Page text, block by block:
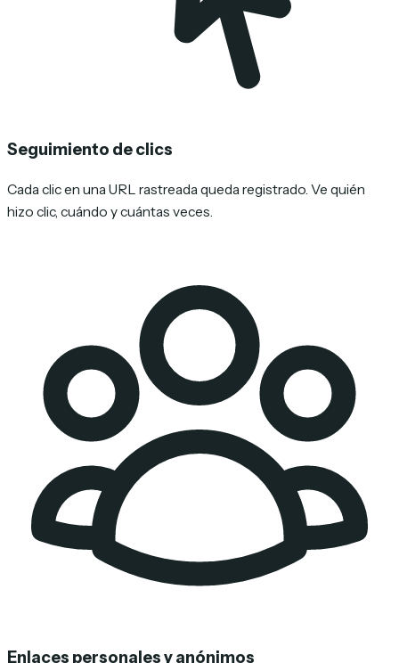
Seguimiento de clics
Cada clic en una URL rastreada queda registrado. Ve quién
hizo clic, cuándo y cuántas veces.
Enlaces personales y anónimos